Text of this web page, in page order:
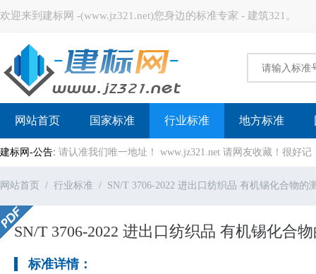
欢迎来到建标网 -(www.jz321.net)您身边的标准专家 - 建筑321。
网站首页 国家标准 行业标准 地方标准
建标网-公告: 请认准我们唯一地址！ www.jz321.net 请网友收藏！很好
网站首页 行业标准 SN/T 3706-2022 进出口纺织品 有机锡化合物的
SN/T 3706-2022 进出口纺织品 有机锡化合
标准详情：